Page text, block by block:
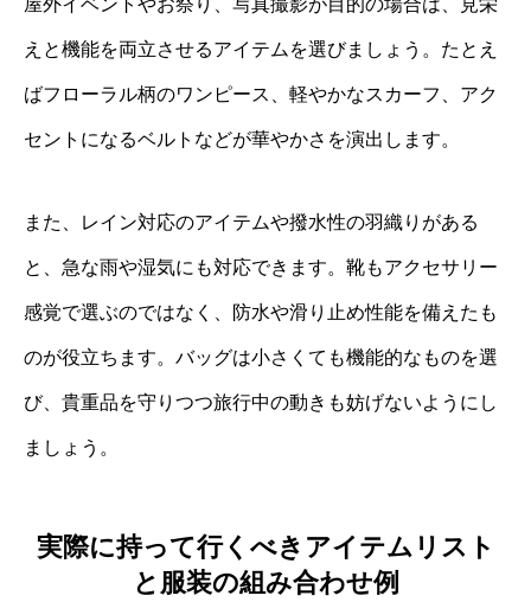
えと機能を両立させるアイテムを選びましょう。たとえ
ばフローラル柄のワンピース、軽やかなスカーフ、アク
セントになるベルトなどが華やかさを演出します。
また、レイン対応のアイテムや撥水性の羽織りがある
と、急な雨や湿気にも対応できます。靴もアクセサリー
感覚で選ぶのではなく、防水や滑り止め性能を備えたも
のが役立ちます。バッグは小さくても機能的なものを選
び、貴重品を守りつつ旅行中の動きも妨げないようにし
ましょう。
実際に持って行くべきアイテムリスト
と服装の組み合わせ例